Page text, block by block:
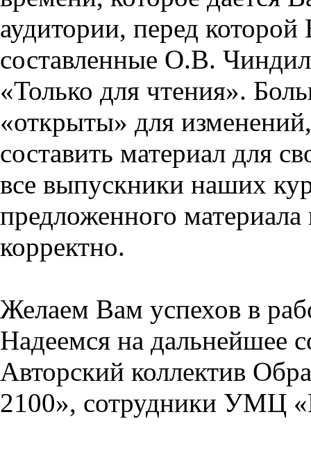
аудитории, перед
составленные О.В.
«Только для чтения».
«открыты» для
составить материал для
все выпускники наших
предложенного
корректно.
Желаем Вам успехов в
Надеемся на дальнейшее
Авторский коллектив
2100», сотрудники УМЦ